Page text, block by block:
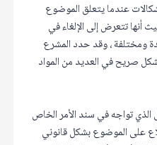
عندما يتعلق الموضوع
أنها تتعرض إلى الإلغاء في
ومختلفة ، وقد حدد المشرع
صريح في العديد من المواد
تواجه في سند الأمر الخاص
على الموضوع بشكل قانوني